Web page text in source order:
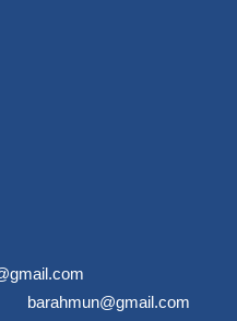
barahmun@gmail.com